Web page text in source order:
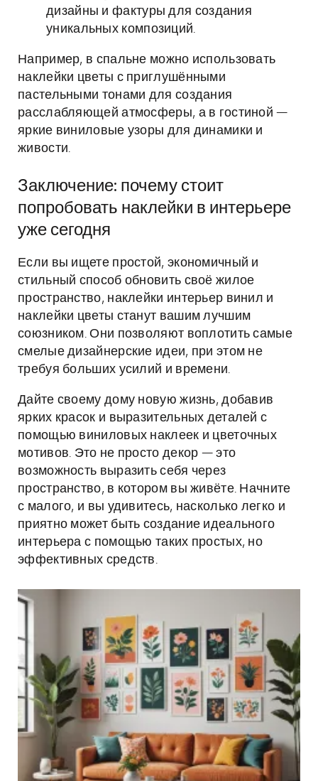
дизайны и фактуры для создания
уникальных композиций.
Например, в спальне можно использовать
наклейки цветы с приглушёнными
пастельными тонами для создания
расслабляющей атмосферы, а в гостиной —
яркие виниловые узоры для динамики и
живости.
Заключение: почему стоит
попробовать наклейки в интерьере
уже сегодня
Если вы ищете простой, экономичный и
стильный способ обновить своё жилое
пространство, наклейки интерьер винил и
наклейки цветы станут вашим лучшим
союзником. Они позволяют воплотить самые
смелые дизайнерские идеи, при этом не
требуя больших усилий и времени.
Дайте своему дому новую жизнь, добавив
ярких красок и выразительных деталей с
помощью виниловых наклеек и цветочных
мотивов. Это не просто декор — это
возможность выразить себя через
пространство, в котором вы живёте. Начните
с малого, и вы удивитесь, насколько легко и
приятно может быть создание идеального
интерьера с помощью таких простых, но
эффективных средств.